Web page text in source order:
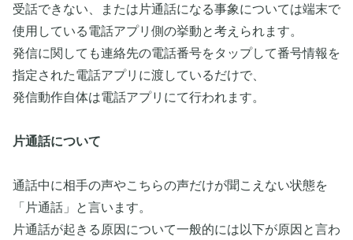
受話できない、または片通話になる事象については端末で
使用している電話アプリ側の挙動と考えられます。
発信に関しても連絡先の電話番号をタップして番号情報を
指定された電話アプリに渡しているだけで、
発信動作自体は電話アプリにて行われます。
片通話について
通話中に相手の声やこちらの声だけが聞こえない状態を
「片通話」と言います。
片通話が起きる原因について一般的には以下が原因と言わ